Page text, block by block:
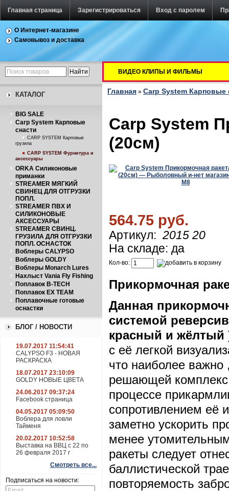
Главная страница Зарегистрироваться Вход с паролем
О Интернет-магазине
Самовывоз и доставка
КАТАЛОГ
BIG SALE
Carp System Карповые
снасти
CARP SYSTEM Карповые
грузила
CARP SYSTEM Фурнитура и
аксессуары
ORKA Силиконовые
приманки
STREAMER МЯГКИЙ
СВИНЕЦ ДЛЯ ОТГРУЗКИ
ПОПЛ.
STREAMER ПВХ И
СИЛИКОНОВЫЕ
АКСЕССУАРЫ
STREAMER СВИНЦ.
ГРУЗИЛА ДЛЯ ОТГРУЗКИ
ПОПЛ. ОСНАСТОК
Воблеры CALYPSO
Воблеры GOLDY
Воблеры Monarch Lures
Нахлыст Vania Fly Fishing
Поплавок B-TECH
Поплавок EX TEAM
Поплавочные готовые
оснастки
БЛОГ / НОВОСТИ
19.07.2017 11:54:41
CALYPSO F3 - НОВАЯ
РАСКРАСКА
18.07.2017 23:10:09
GOLDY НОВЫЕ ЦВЕТА
24.06.2017 09:37:24
Facebook страница
04.05.2017 05:09:50
Воблера для ловли
Тайменя
20.02.2017 10:52:58
Выставка на ВВЦ с 22 по
26 февраля 2017 г
Смотреть все...
Подписаться на новости:
ВИДЕО КЛИПЫ И ФИЛЬМЫ
Главная » Carp System Карповые
Carp System
(20см)
564.75 руб.
Артикул: 2015 20
На складе: да
Кол-во:
Прикормочная
Данная
системой
красный и жёлтый
с её легкой
что наиболее важно
решающей
процессе
сопротивлением её
заметно ускорить
менее
ракеты следует
баллистической
повторяемость